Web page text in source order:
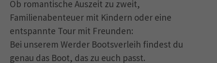
Ob romantische Auszeit zu zweit,
Familienabenteuer mit Kindern oder eine
entspannte Tour mit Freunden:
Bei unserem Werder Bootsverleih findest du
genau das Boot, das zu euch passt.